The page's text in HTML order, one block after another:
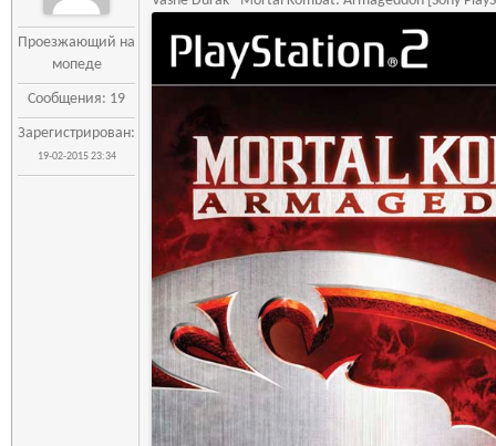
Проезжающий на
мопеде
Сообщения: 19
Зарегистрирован:
19-02-2015 23:34